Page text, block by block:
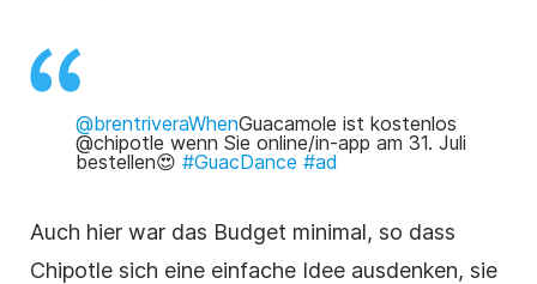
@brentriveraWhenGuacamole ist kostenlos
@chipotle wenn Sie online/in-app am 31. Juli
bestellen😍 #GuacDance #ad
Auch hier war das Budget minimal, so dass
Chipotle sich eine einfache Idee ausdenken, sie